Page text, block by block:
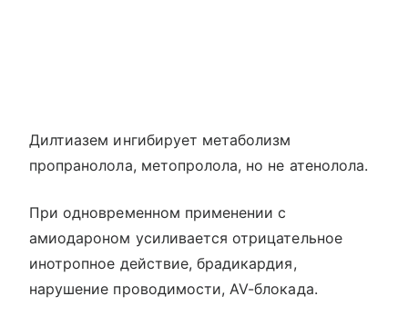
Дилтиазем ингибирует метаболизм
пропранолола, метопролола, но не атенолола.
При одновременном применении с
амиодароном усиливается отрицательное
инотропное действие, брадикардия,
нарушение проводимости, AV-блокада.